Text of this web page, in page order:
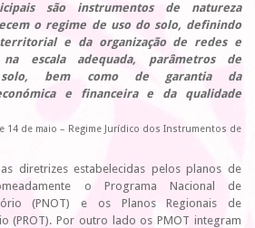
são instrumentos de natureza
o regime de uso do solo, definindo
e da organização de redes e
escala adequada, parâmetros de
solo, bem como de garantia da
e financeira e da qualidade
14 de maio – Regime Jurídico dos Instrumentos de
diretrizes estabelecidas pelos planos de
o Programa Nacional de
(PNOT) e os Planos Regionais de
(PROT). Por outro lado os PMOT integram